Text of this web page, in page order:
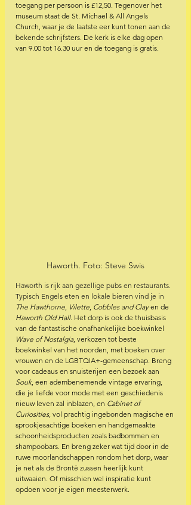
toegang per persoon is £12,50. Tegenover het
museum staat de St. Michael & All Angels
Church, waar je de laatste eer kunt tonen aan de
bekende schrijfsters. De kerk is elke dag open
van 9.00 tot 16.30 uur en de toegang is gratis.
Haworth. Foto: Steve Swis
Haworth is rijk aan gezellige pubs en restaurants.
Typisch Engels eten en lokale bieren vind je in
The Hawthorne, Vilette, Cobbles and Clay en de
Haworth Old Hall. Het dorp is ook de thuisbasis
van de fantastische onafhankelijke boekwinkel
Wave of Nostalgia, verkozen tot beste
boekwinkel van het noorden, met boeken over
vrouwen en de LGBTQIA+-gemeenschap. Breng
voor cadeaus en snuisterijen een bezoek aan
Souk, een adembenemende vintage ervaring,
die je liefde voor mode met een geschiedenis
nieuw leven zal inblazen, en Cabinet of
Curiosities, vol prachtig ingebonden magische en
sprookjesachtige boeken en handgemaakte
schoonheidsproducten zoals badbommen en
shampoobars. En breng zeker wat tijd door in de
ruwe moorlandschappen rondom het dorp, waar
je net als de Brontë zussen heerlijk kunt
uitwaaien. Of misschien wel inspiratie kunt
opdoen voor je eigen meesterwerk.